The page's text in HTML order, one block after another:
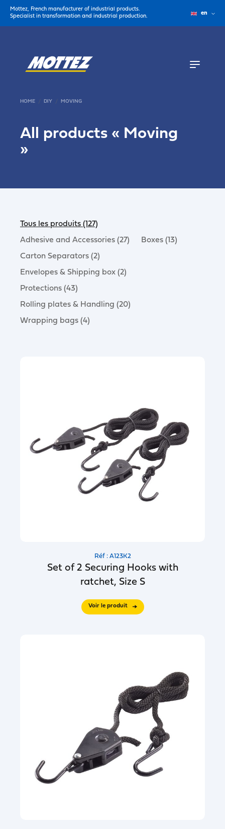
Mottez, French manufacturer of industrial products.
Specialist in transformation and industrial production.
en
HOME DIY MOVING
All products « Moving
»
Tous les produits (127)
Adhesive and Accessories (27)
Boxes (13)
Carton Separators (2)
Envelopes & Shipping box (2)
Protections (43)
Rolling plates & Handling (20)
Wrapping bags (4)
Réf : A123K2
Set of 2 Securing Hooks with
ratchet, Size S
Voir le produit